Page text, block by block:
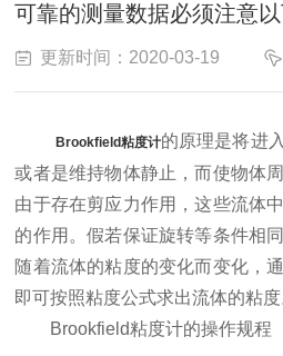
可靠的测量数据必须注意
更新时间：2020-03-19
Brookfield粘度计的原理是将进
或者是维持物体静止，而使物体
由于存在剪应力作用，这些流体
的作用。假若保证旋转等条件相
随着流体的粘度的变化而变化，
即可按照粘度公式求出流体的粘度
Brookfield粘度计的操作规程